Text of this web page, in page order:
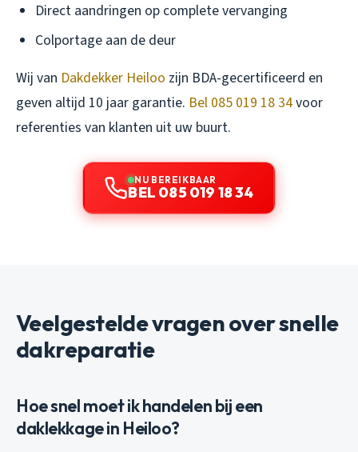
Direct aandringen op complete vervanging
Colportage aan de deur
Wij van Dakdekker Heiloo zijn BDA-gecertificeerd en
geven altijd 10 jaar garantie. Bel 085 019 18 34voor
referenties van klanten uit uw buurt.
NU BEREIKBAAR
BEL 085 019 18 34
Veelgestelde vragen over snelle
dakreparatie
Hoe snel moet ik handelen bij een
daklekkage in Heiloo?